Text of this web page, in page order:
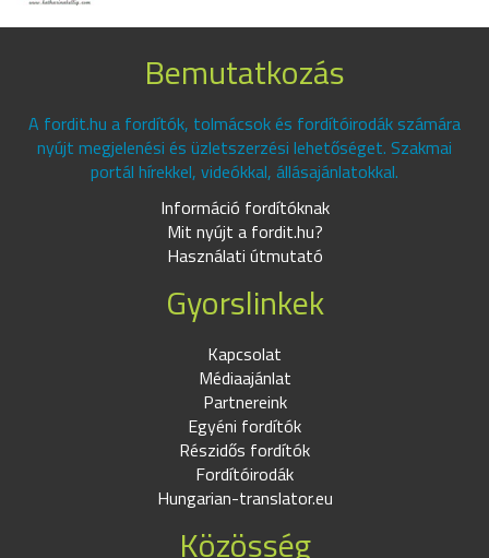
Bemutatkozás
A fordit.hu a fordítók, tolmácsok és fordítóirodák számára
nyújt megjelenési és üzletszerzési lehetőséget. Szakmai
portál hírekkel, videókkal, állásajánlatokkal.
Információ fordítóknak
Mit nyújt a fordit.hu?
Használati útmutató
Gyorslinkek
Kapcsolat
Médiaajánlat
Partnereink
Egyéni fordítók
Részidős fordítók
Fordítóirodák
Hungarian-translator.eu
Közösség